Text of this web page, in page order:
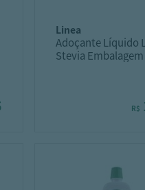
linea
Adoçante Líquido
Stevia Embalagem
R$